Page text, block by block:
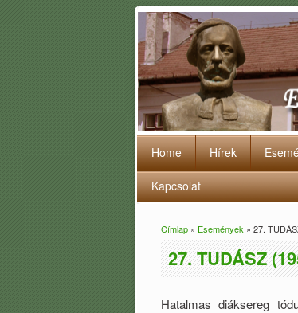
Home Hírek
Kapcsolat
Jelenlegi hely
Címlap » Események » 27.
27. TUDÁSZ
Hatalmas diáksereg